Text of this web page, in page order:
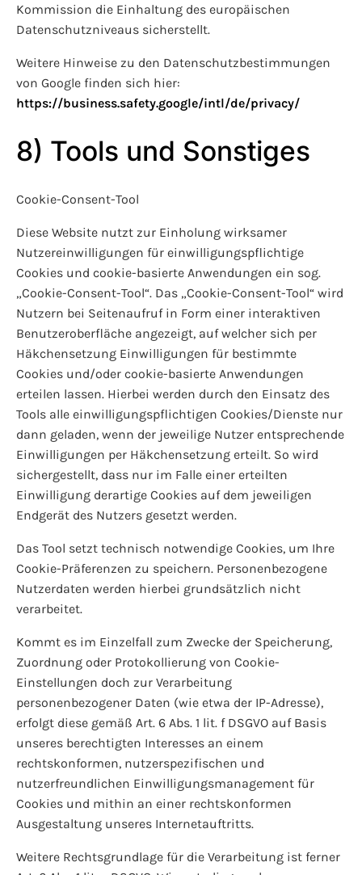
Kommission die Einhaltung des europäischen
Datenschutzniveaus sicherstellt.
Weitere Hinweise zu den Datenschutzbestimmungen
von Google finden sich hier:
https://business.safety.google/intl/de/privacy/
8) Tools und Sonstiges
Cookie-Consent-Tool
Diese Website nutzt zur Einholung wirksamer
Nutzereinwilligungen für einwilligungspflichtige
Cookies und cookie-basierte Anwendungen ein sog.
„Cookie-Consent-Tool“. Das „Cookie-Consent-Tool“ wird
Nutzern bei Seitenaufruf in Form einer interaktiven
Benutzeroberfläche angezeigt, auf welcher sich per
Häkchensetzung Einwilligungen für bestimmte
Cookies und/oder cookie-basierte Anwendungen
erteilen lassen. Hierbei werden durch den Einsatz des
Tools alle einwilligungspflichtigen Cookies/Dienste nur
dann geladen, wenn der jeweilige Nutzer entsprechende
Einwilligungen per Häkchensetzung erteilt. So wird
sichergestellt, dass nur im Falle einer erteilten
Einwilligung derartige Cookies auf dem jeweiligen
Endgerät des Nutzers gesetzt werden.
Das Tool setzt technisch notwendige Cookies, um Ihre
Cookie-Präferenzen zu speichern. Personenbezogene
Nutzerdaten werden hierbei grundsätzlich nicht
verarbeitet.
Kommt es im Einzelfall zum Zwecke der Speicherung,
Zuordnung oder Protokollierung von Cookie-
Einstellungen doch zur Verarbeitung
personenbezogener Daten (wie etwa der IP-Adresse),
erfolgt diese gemäß Art. 6 Abs. 1 lit. f DSGVO auf Basis
unseres berechtigten Interesses an einem
rechtskonformen, nutzerspezifischen und
nutzerfreundlichen Einwilligungsmanagement für
Cookies und mithin an einer rechtskonformen
Ausgestaltung unseres Internetauftritts.
Weitere Rechtsgrundlage für die Verarbeitung ist ferner